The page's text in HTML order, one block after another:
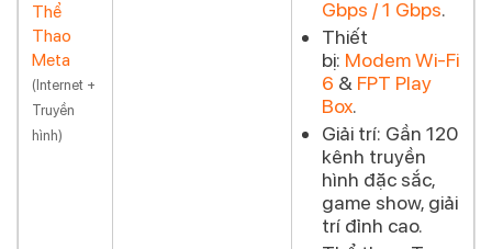
Thể
Thao
Meta
(Internet +
Truyền
hình)
Gbps / 1 Gbps.
Thiết
bị: Modem Wi-Fi
6 & FPT Play
Box.
Giải trí: Gần 120
kênh truyền
hình đặc sắc,
game show, giải
trí đỉnh cao.